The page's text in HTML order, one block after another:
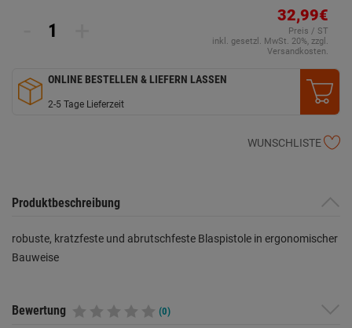
32,99€
Preis / ST
inkl. gesetzl. MwSt. 20%, zzgl.
Versandkosten.
ONLINE BESTELLEN & LIEFERN LASSEN
2-5 Tage Lieferzeit
WUNSCHLISTE
Produktbeschreibung
robuste, kratzfeste und abrutschfeste Blaspistole in ergonomischer
Bauweise
Bewertung (0)